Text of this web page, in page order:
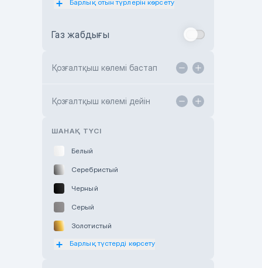
Toyota Astana
TANK Motors Karaganda
Барлық отын түрлерін көрсету
Газ жабдығы
Қозғалтқыш көлемі бастап
Қозғалтқыш көлемі дейін
ШАНАҚ ТҮСІ
Белый
Серебристый
Черный
Серый
Золотистый
Оранжевый
Барлық түстерді көрсету